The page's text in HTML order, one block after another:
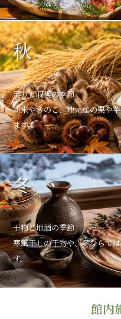
秋
実りと収穫の季節
新米やきのこ、地元産の栗や
ます。
冬
干物と地酒の季節
寒風干しの干物や、冬ならで
す。
館内